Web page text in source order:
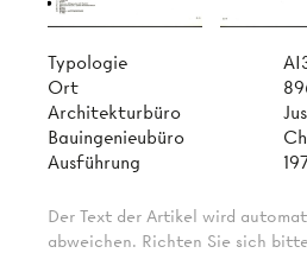
Typologie
Ort
Architekturbüro
Bauingenieubüro
Ausführung
Der Text der Artikel wird
abweichen. Richten Sie sich